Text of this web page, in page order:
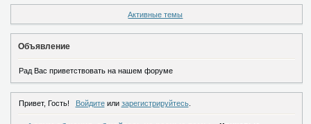
Активные темы
Объявление
Рад Вас приветствовать на нашем форуме
Привет, Гость! Войдитеили зарегистрируйтесь.